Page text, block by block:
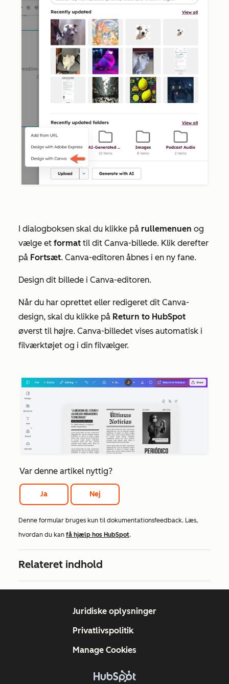
I dialogboksen skal du klikke på rullemenuen og
vælge et format til dit Canva-billede. Klik derefter
på Fortsæt. Canva-editoren åbnes i en ny fane.
Design dit billede i Canva-editoren.
Når du har oprettet eller redigeret dit Canva-
design, skal du klikke på Return to HubSpot
øverst til højre. Canva-billedet vises automatisk i
filværktøjet og i din filvælger.
Var denne artikel nyttig?
Ja Nej
Denne formular bruges kun til dokumentationsfeedback. Læs,
hvordan du kan få hjælp hos HubSpot.
Relateret indhold
Juridiske oplysninger
Privatlivspolitik
Manage Cookies